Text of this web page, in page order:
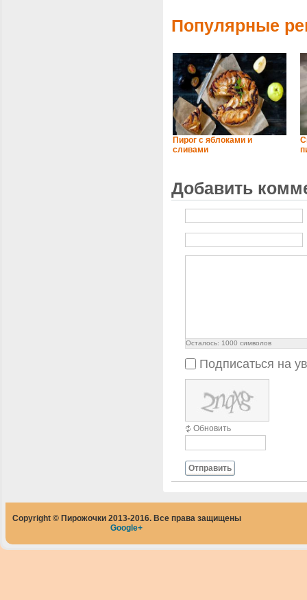
Популярные
Пирог с яблоками и
сливами
Добавить
Осталось: 1000 символов
Подписаться на
Обновить
Отправить
Copyright © Пирожочки 2013-2016. Все права защищены
Google+